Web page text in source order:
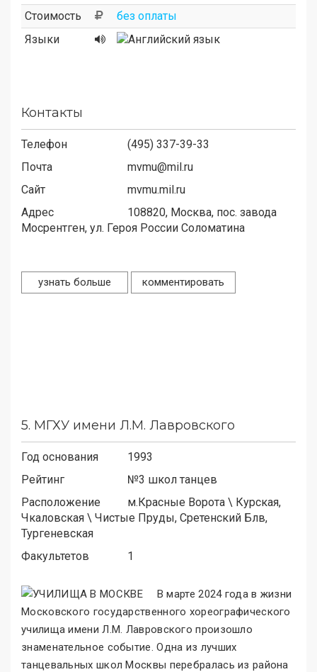
Стоимость
без оплаты
Языки
Контакты
Телефон
(495) 337-39-33
Почта
mvmu@mil.ru
Сайт
mvmu.mil.ru
Адрес
108820, Москва, пос. завода
Мосрентген, ул. Героя России Соломатина
узнать больше комментировать
5. МГХУ имени Л.М. Лавровского
Год основания
1993
Рейтинг
№3 школ танцев
Расположение
м.Красные Ворота \ Курская,
Чкаловская \ Чистые Пруды, Сретенский Блв,
Тургеневская
Факультетов
1
В марте 2024 года в жизни
Московского государственного хореографического
училища имени Л.М. Лавровского произошло
знаменательное событие. Одна из лучших
танцевальных школ Москвы перебралась из района